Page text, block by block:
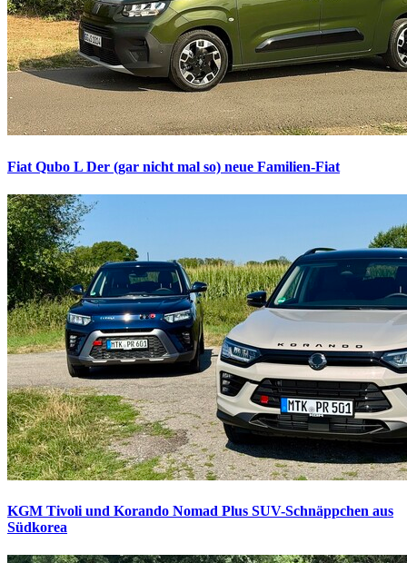
Fiat Qubo L Der (gar nicht mal so) neue Familien-Fiat
KGM Tivoli und Korando Nomad Plus SUV-Schnäppchen aus
Südkorea